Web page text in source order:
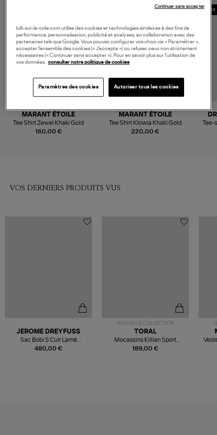
160,00 €
MARANT ÉTOILE
Tee Shirt Zewel Khaki Gold
220,00 €
MARANT ÉTOILE
Tee Shirt Klowia Khaki Gold
MADE
VOS DERNIERS PRODUITS VUS
480,00 €
JEROME DREYFUSS
Sac Bobi S Cuir Lamé
Champagne
NOUVELLE COLLECTION
189,00 €
TORAL
Mocassins Killian Sport
Mousse
lulli-sur-la-toile.com utilise des cookies et technologies similaires à des fins de
performance, personnalisation, publicité et analyses, en collaboration avec des
partenaires tels que Google. Vous pouvez configurer vos choix via « Paramétrer »,
accepter l’ensemble des cookies (« J’accepte ») ou refuser ceux non strictement
nécessaires (« Continuer sans accepter »). Pour en savoir plus sur l’utilisation de
vos données, consulter notre politique de cookies
Paramètres des cookies Autoriser tous les cookies
Continuer sans accepter